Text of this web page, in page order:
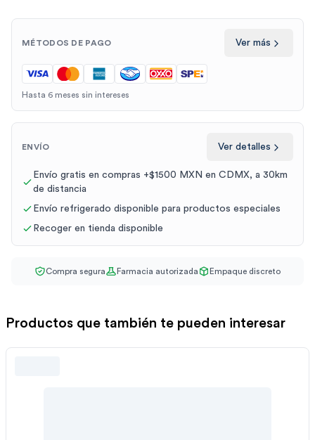
MÉTODOS DE PAGO Ver más
Hasta 6 meses sin intereses
ENVÍO Ver detalles
Envío gratis en compras +$1500 MXN en CDMX, a 30km
de distancia
Envío refrigerado disponible para productos especiales
Recoger en tienda disponible
Compra segura Farmacia autorizada Empaque discreto
Productos que también te pueden interesar